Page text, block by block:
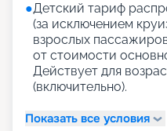
●Детский тариф
(за исключением
взрослых
от стоимости
Действует для
(включительно).
Показать все условия